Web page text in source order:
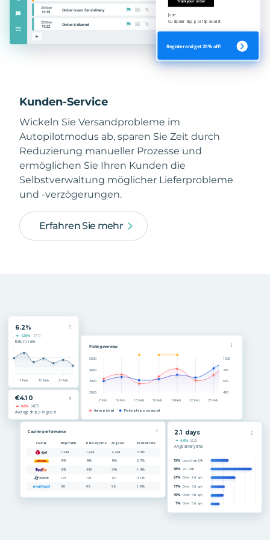
Kunden-Service
Wickeln Sie Versandprobleme im
Autopilotmodus ab, sparen Sie Zeit durch
Reduzierung manueller Prozesse und
ermöglichen Sie Ihren Kunden die
Selbstverwaltung möglicher Lieferprobleme
und -verzögerungen.
Erfahren Sie mehr